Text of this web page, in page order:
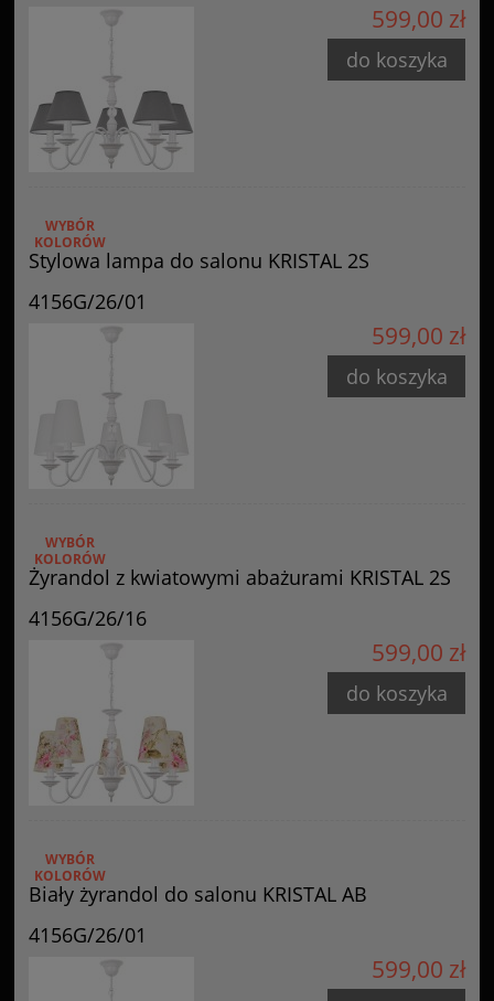
599,00 zł
do koszyka
Stylowa lampa do salonu KRISTAL 2S
4156G/26/01
WYBÓR
KOLORÓW
599,00 zł
do koszyka
Żyrandol z kwiatowymi abażurami KRISTAL 2S
4156G/26/16
WYBÓR
KOLORÓW
599,00 zł
do koszyka
Biały żyrandol do salonu KRISTAL AB
4156G/26/01
WYBÓR
KOLORÓW
599,00 zł